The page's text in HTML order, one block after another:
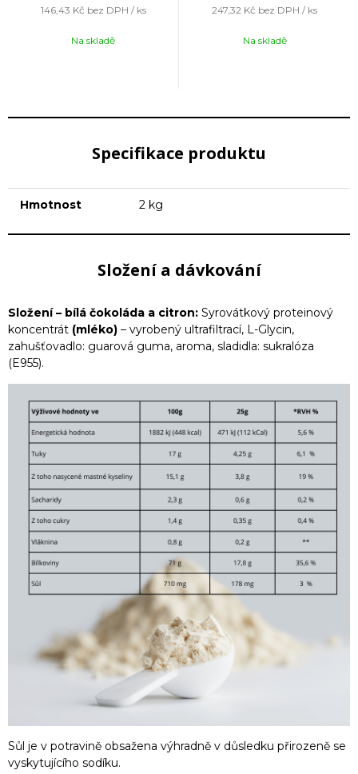
146,43 Kč bez DPH / ks
Na skladě
247,32 Kč bez DPH / ks
Na skladě
Specifikace produktu
Hmotnost 2 kg
Složení a dávkování
Složení – bílá čokoláda a citron: Syrovátkový proteinový
koncentrát (mléko) – vyrobený ultrafiltrací, L-Glycin,
zahušťovadlo: guarová guma, aroma, sladidla: sukralóza
(E955).
Sůl je v potravině obsažena výhradně v důsledku přirozeně se
vyskytujícího sodíku.